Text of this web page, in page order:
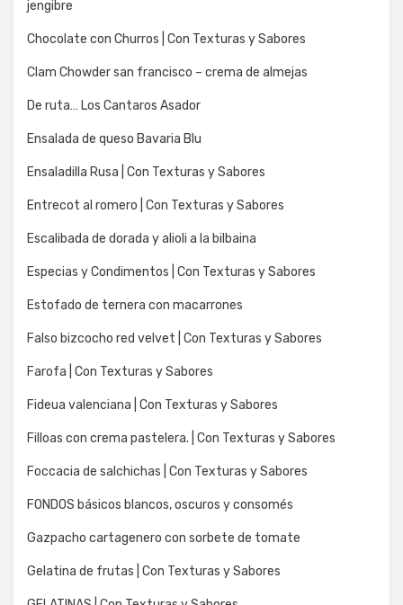
jengibre
Chocolate con Churros | Con Texturas y Sabores
Clam Chowder san francisco – crema de almejas
De ruta… Los Cantaros Asador
Ensalada de queso Bavaria Blu
Ensaladilla Rusa | Con Texturas y Sabores
Entrecot al romero | Con Texturas y Sabores
Escalibada de dorada y alioli a la bilbaina
Especias y Condimentos | Con Texturas y Sabores
Estofado de ternera con macarrones
Falso bizcocho red velvet | Con Texturas y Sabores
Farofa | Con Texturas y Sabores
Fideua valenciana | Con Texturas y Sabores
Filloas con crema pastelera. | Con Texturas y Sabores
Foccacia de salchichas | Con Texturas y Sabores
FONDOS básicos blancos, oscuros y consomés
Gazpacho cartagenero con sorbete de tomate
Gelatina de frutas | Con Texturas y Sabores